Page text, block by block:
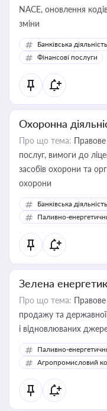
NACE, оновлення
зміни
Банківська діяльність
Фінансові послуги
Охоронна
Про що тема:
послуг, вимоги до
засобів охорони та
охорони
Банківська діяльність
Паливно-
Зелена
Про що тема:
продажу та державної
і відновлюваних
Паливно-
Агропромисловий